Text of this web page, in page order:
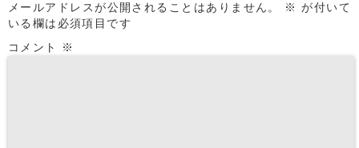
メールアドレスが公開されることはありません。 ※ が付いて
いる欄は必須項目です
コメント
※